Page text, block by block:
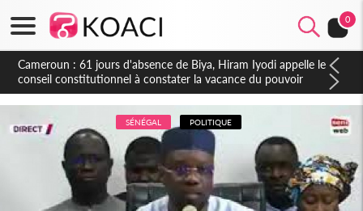
0
Côte d'Ivoire : Fin de la pagaille au PDCI-RDA, Lessiehi bannit
les mouvements sauvages
SÉNÉGAL POLITIQUE